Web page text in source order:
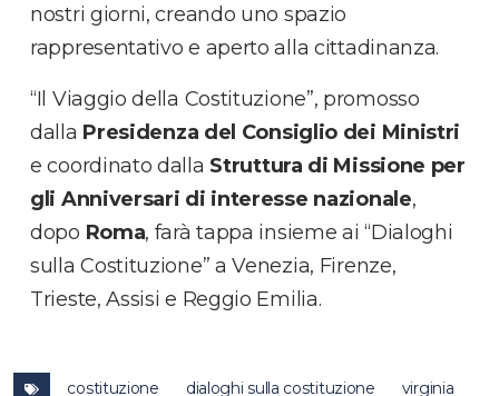
nostri giorni, creando uno spazio
rappresentativo e aperto alla cittadinanza.
“Il Viaggio della Costituzione”, promosso
dalla Presidenza del Consiglio dei Ministri
e coordinato dalla Struttura di Missione per
gli Anniversari di interesse nazionale,
dopo Roma, farà tappa insieme ai “Dialoghi
sulla Costituzione” a Venezia, Firenze,
Trieste, Assisi e Reggio Emilia.
costituzione dialoghi sulla costituzione virginia